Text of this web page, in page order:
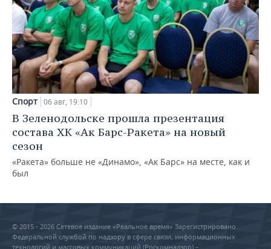
Спорт 06 авг, 19:10
В Зеленодольске прошла презентация
состава ХК «Ак Барс-Ракета» на новый
сезон
«Ракета» больше не «Динамо», «Ак Барс» на месте, как и
был
© 2015 - 2026 Сетевое издание «Реальное время» Зарегистрировано
Федеральной службой по надзору в сфере связи, информационных
технологий и массовых коммуникаций (Роскомнадзор) –